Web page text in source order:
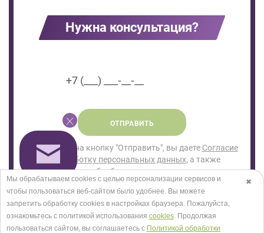
Нужна консультация?
ОТПРАВИТЬ
Нажимая на кнопку "Отправить", вы даете Согласие
на обработку персональных данных, а также
Согласие на обработку персональных данных
метрическими программамив порядке и на условиях
Политики обработки персональных данных.
✖
Мы обрабатываем cookies с целью персонализации сервисов и
чтобы пользоваться веб-сайтом было удобнее. Вы можете
запретить обработку сookies в настройках браузера. Пожалуйста,
ознакомьтесь с политикой использования cookies. Продолжая
пользоваться сайтом, вы соглашаетесь с Политикой обработки